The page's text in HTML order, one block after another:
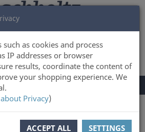
as cookies and process
IP addresses or browser
results, coordinate the content of
your shopping experience. We
Privacy)
ACCEPT ALL SETTINGS
LOG IN CART 0